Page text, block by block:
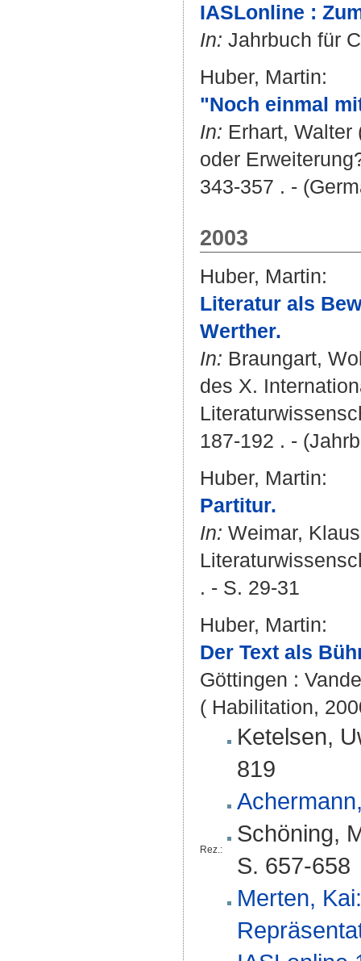
IASLonline :
In: Jahrbuch für
Huber, Martin:
"Noch einmal
In: Erhart, Walter
oder
343-357 . -
2003
Huber, Martin:
Literatur als
Werther.
In: Braungart,
des X.
187-192 . -
Huber, Martin:
Partitur.
In: Weimar, Klaus
. - S. 29-31
Huber, Martin:
Der Text als
Göttingen :
( Habilitation,
Rez.:
Ketelsen,
819
Schöning,
S. 657-658
Merten,